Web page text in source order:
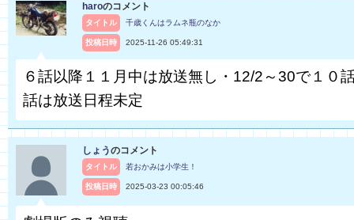
haroのコメント
タイトル 千歳くんはラムネ瓶のなか
投稿日時 2025-11-26 05:49:31
６話以降１１月中は放送無し・12/2～30で１０
話は放送日程未定
しょうのコメント
タイトル 若おかみは小学生！
投稿日時 2025-03-23 00:05:46